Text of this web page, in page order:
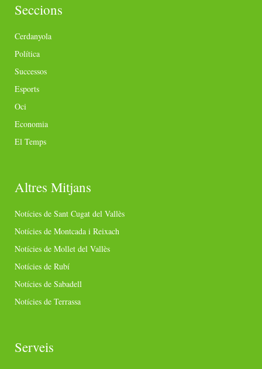
Seccions
Cerdanyola
Política
Successos
Esports
Oci
Economia
El Temps
Altres Mitjans
Notícies de Sant Cugat del Vallès
Notícies de Montcada i Reixach
Notícies de Mollet del Vallès
Notícies de Rubí
Notícies de Sabadell
Notícies de Terrassa
Serveis